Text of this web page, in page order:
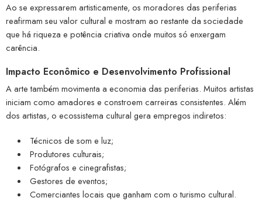
Ao se expressarem artisticamente, os moradores das periferias
reafirmam seu valor cultural e mostram ao restante da sociedade
que há riqueza e potência criativa onde muitos só enxergam
carência.
Impacto Econômico e Desenvolvimento Profissional
A arte também movimenta a economia das periferias. Muitos artistas
iniciam como amadores e constroem carreiras consistentes. Além
dos artistas, o ecossistema cultural gera empregos indiretos:
Técnicos de som e luz;
Produtores culturais;
Fotógrafos e cinegrafistas;
Gestores de eventos;
Comerciantes locais que ganham com o turismo cultural.